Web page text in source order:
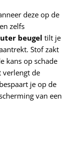
deze op de
zelfs
beugel tilt je
Stof zakt
kans op schade
verlengt de
je op de
van een